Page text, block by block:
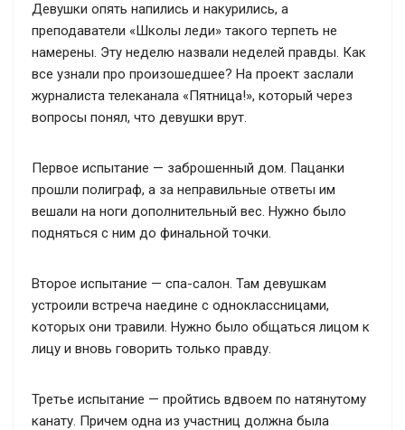
Девушки опять напились и накурились, а
преподаватели «Школы леди» такого терпеть не
намерены. Эту неделю назвали неделей правды. Как
все узнали про произошедшее? На проект заслали
журналиста телеканала «Пятница!», который через
вопросы понял, что девушки врут.
Первое испытание — заброшенный дом. Пацанки
прошли полиграф, а за неправильные ответы им
вешали на ноги дополнительный вес. Нужно было
подняться с ним до финальной точки.
Второе испытание — спа-салон. Там девушкам
устроили встреча наедине с одноклассницами,
которых они травили. Нужно было общаться лицом к
лицу и вновь говорить только правду.
Третье испытание — пройтись вдвоем по натянутому
канату. Причем одна из участниц должна была